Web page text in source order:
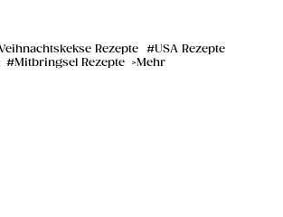
Rezepte
USA Rezepte
Mitbringsel Rezepte Mehr